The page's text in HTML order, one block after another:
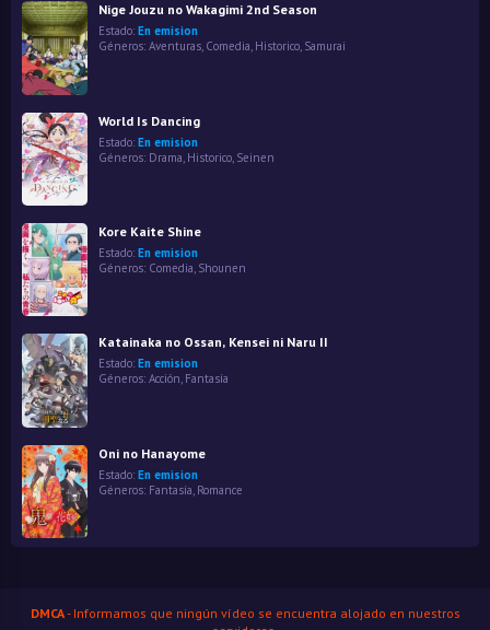
Nige Jouzu no Wakagimi 2nd Season
Estado: En emision
Géneros: Aventuras, Comedia, Historico, Samurai
World Is Dancing
Estado: En emision
Géneros: Drama Historico Seinen
Kore Kaite Shine
Estado: En emision
Géneros: Comedia, Shounen
Katainaka no Ossan, Kensei ni Naru II
Estado: En emision
Géneros: Acción, Fantasía
Oni no Hanayome
Estado: En emision
Géneros: Fantasía Romance
DMCA- Informamos que ningún vídeo se encuentra alojado en nuestros